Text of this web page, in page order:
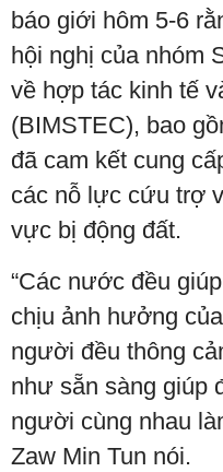
báo giới hôm 5-6
hội nghị của nhóm
về hợp tác kinh tế
(BIMSTEC), bao
đã cam kết cung
các nỗ lực cứu trợ
vực bị động đất.
“Các nước đều
chịu ảnh hưởng
người đều thông
như sẵn sàng giúp
người cùng nhau
Zaw Min Tun nói.